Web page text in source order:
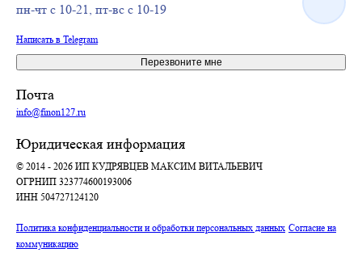
Написать в Telegram
Перезвоните мне
пн-чт с 10-21, пт-вс с 10-19
Почта
info@finon127.ru
Юридическая информация
© 2014 - 2026 ИП КУДРЯВЦЕВ МАКСИМ ВИТАЛЬЕВИЧ
ОГРНИП 323774600193006
ИНН 504727124120
Политика конфиденциальности и обработки персональных данных Согласие на
коммуникацию